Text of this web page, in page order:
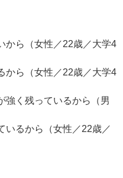
から（女性／22歳／大学4
から（女性／22歳／大学4
強く残っているから（男
いるから（女性／22歳／